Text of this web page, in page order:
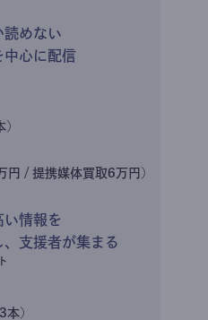
読めない
中心に配信
)
円 / 提携媒体買取6万円)
い情報を
、支援者が集まる
本)